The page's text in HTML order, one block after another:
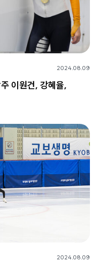
2024.08.09
이원건, 강혜율,
2024.08.09